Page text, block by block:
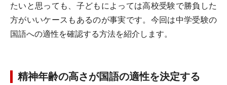
たいと思っても、子どもによっては高校受験で勝負した
方がいいケースもあるのが事実です。今回は中学受験の
国語への適性を確認する方法を紹介します。
精神年齢の高さが国語の適性を決定する